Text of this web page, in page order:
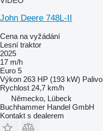
John Deere 748L-II
Cena na vyžádání
Lesní traktor
2025
17 m/h
Euro 5
Výkon 263 HP (193 kW) Palivo
Rychlost 24,7 km/h
Německo, Lübeck
Buchhammer Handel GmbH
Kontakt s dealerem